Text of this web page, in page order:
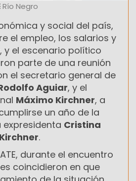
Río Negro
y social del país,
el empleo, los salarios y
y el escenario político
parte de una reunión
el secretario general de
Aguiar, y el
Máximo Kirchner, a
un año de la
expresidenta Cristina
.
durante el encuentro
coincidieron en que